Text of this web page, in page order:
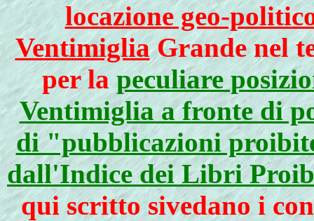
locazione geo-
VentimigliaGrande nel
per lapeculiare
Ventimiglia a fronte di
di "pubblicazioni
dall'Indice dei Libri
qui scritto sivedano i